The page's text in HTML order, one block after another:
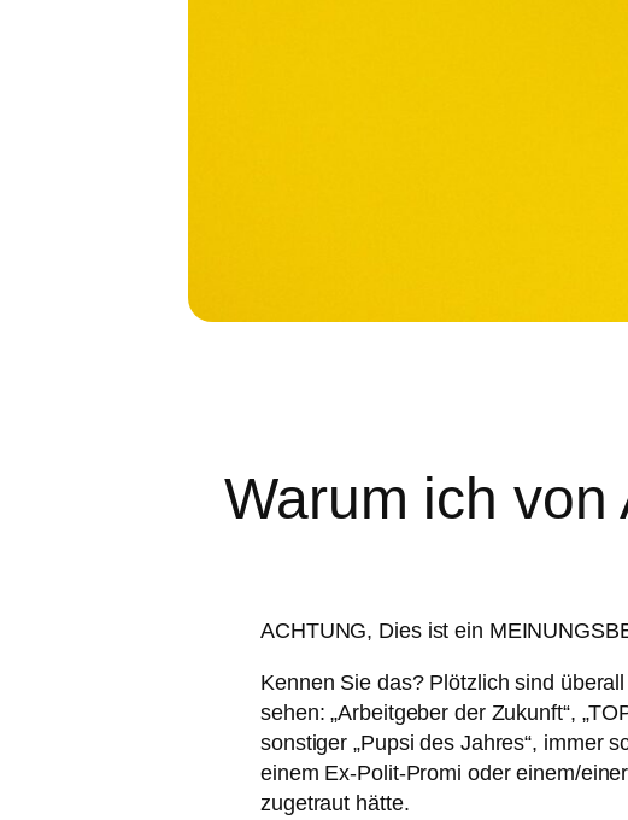
Warum ich von
ACHTUNG, Dies ist ein
Kennen Sie das? Plötzlich sind
sehen: „Arbeitgeber der Zukunft“,
sonstiger „Pupsi des Jahres“, immer
einem Ex-Polit-Promi oder einem/
zugetraut hätte.